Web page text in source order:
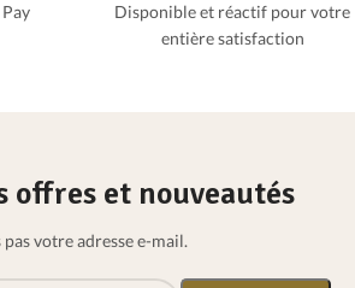
Disponible et réactif pour votre
entière satisfaction
offres et nouveautés
votre adresse e-mail.